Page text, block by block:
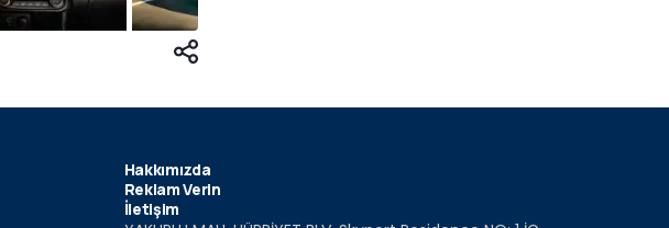
Hakkımızda
Reklam Verin
İletişim